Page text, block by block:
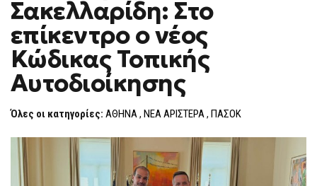
ΣΑΚΕΛΛΑΡΊΔΗ:
ΣΤΟ
ΕΠΊΚΕΝΤΡΟ
Ο
ΝΈΟΣ
ΚΏΔΙΚΑΣ
ΑΥΤΟΔΙΟΊΚΗΣΗΣ
Σακελλαρίδη: Στο
επίκεντρο ο νέος
Κώδικας Τοπικής
Αυτοδιοίκησης
Όλες οι κατηγορίες: ΑΘΗΝΑ, ΝΕΑ ΑΡΙΣΤΕΡΑ, ΠΑΣΟΚ